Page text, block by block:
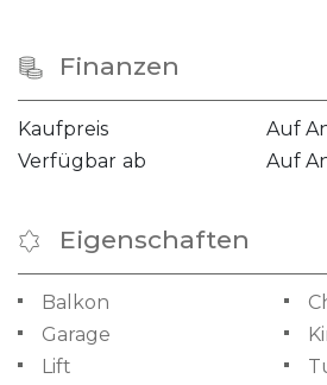
Finanzen
Kaufpreis
Auf
Verfügbar ab
Auf
Eigenschaften
Balkon
Garage
Lift